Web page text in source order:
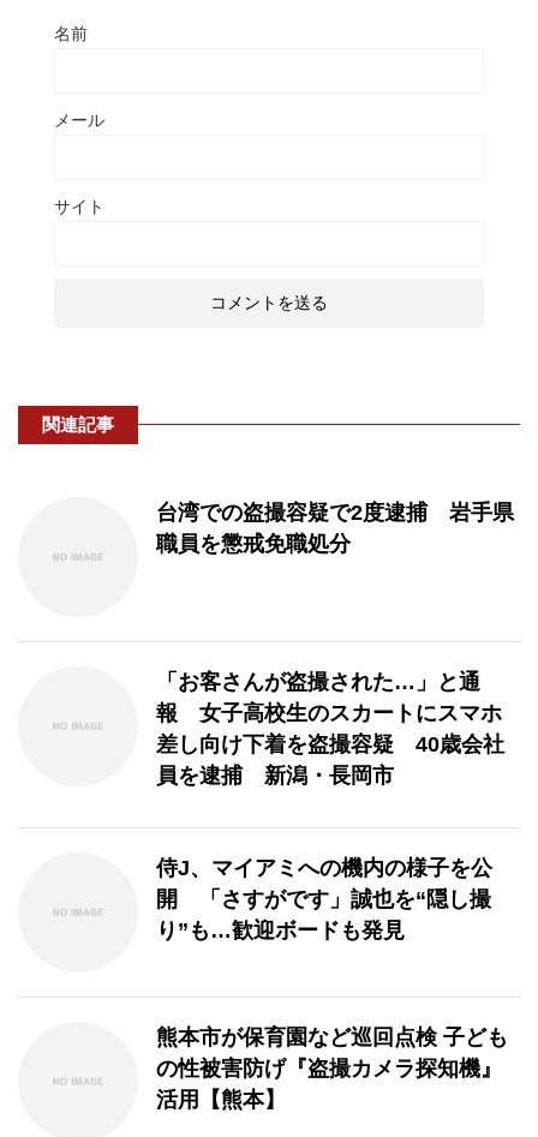
名前
メール
サイト
関連記事
台湾での盗撮容疑で2度逮捕 岩手県
職員を懲戒免職処分
「お客さんが盗撮された…」と通
報 女子高校生のスカートにスマホ
差し向け下着を盗撮容疑 40歳会社
員を逮捕 新潟・長岡市
侍J、マイアミへの機内の様子を公
開 「さすがです」誠也を“隠し撮
り”も…歓迎ボードも発見
熊本市が保育園など巡回点検 子ども
の性被害防げ『盗撮カメラ探知機』
活用【熊本】